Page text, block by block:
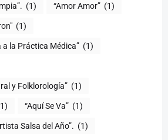
(1) “Amor Amor” (1)
(1)
la Práctica Médica” (1)
y Folklorología” (1)
“Aquí Se Va” (1)
Salsa del Año”. (1)